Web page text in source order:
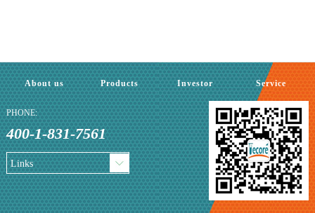
About us Products Investor Service
PHONE:
400-1-831-7561
Links